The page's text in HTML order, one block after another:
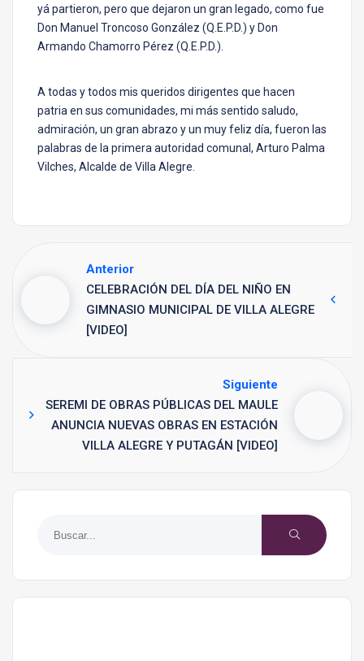
yá partieron, pero que dejaron un gran legado, como fue
Don Manuel Troncoso González (Q.E.P.D.) y Don
Armando Chamorro Pérez (Q.E.P.D.).
A todas y todos mis queridos dirigentes que hacen
patria en sus comunidades, mi más sentido saludo,
admiración, un gran abrazo y un muy feliz día, fueron las
palabras de la primera autoridad comunal, Arturo Palma
Vilches, Alcalde de Villa Alegre.
Anterior
CELEBRACIÓN DEL DÍA DEL NIÑO EN
GIMNASIO MUNICIPAL DE VILLA ALEGRE
[VIDEO]
Siguiente
SEREMI DE OBRAS PÚBLICAS DEL MAULE
ANUNCIA NUEVAS OBRAS EN ESTACIÓN
VILLA ALEGRE Y PUTAGÁN [VIDEO]